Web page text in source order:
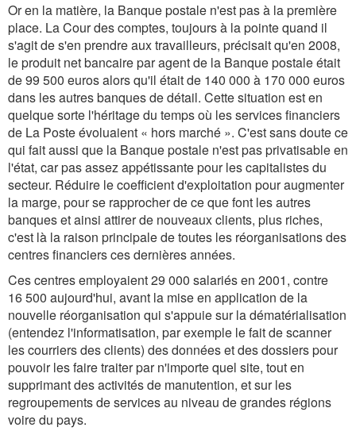
Or en la matière, la Banque postale n'est pas à la première
place. La Cour des comptes, toujours à la pointe quand il
s'agit de s'en prendre aux travailleurs, précisait qu'en 2008,
le produit net bancaire par agent de la Banque postale était
de 99 500 euros alors qu'il était de 140 000 à 170 000 euros
dans les autres banques de détail. Cette situation est en
quelque sorte l'héritage du temps où les services financiers
de La Poste évoluaient « hors marché ». C'est sans doute ce
qui fait aussi que la Banque postale n'est pas privatisable en
l'état, car pas assez appétissante pour les capitalistes du
secteur. Réduire le coefficient d'exploitation pour augmenter
la marge, pour se rapprocher de ce que font les autres
banques et ainsi attirer de nouveaux clients, plus riches,
c'est là la raison principale de toutes les réorganisations des
centres financiers ces dernières années.
Ces centres employaient 29 000 salariés en 2001, contre
16 500 aujourd'hui, avant la mise en application de la
nouvelle réorganisation qui s'appuie sur la dématérialisation
(entendez l'informatisation, par exemple le fait de scanner
les courriers des clients) des données et des dossiers pour
pouvoir les faire traiter par n'importe quel site, tout en
supprimant des activités de manutention, et sur les
regroupements de services au niveau de grandes régions
voire du pays.